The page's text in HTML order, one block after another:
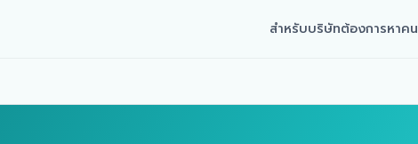
สำหรับบริษัทต้องการหาคน